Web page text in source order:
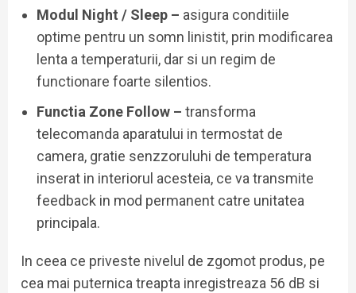
Modul Night / Sleep – asigura conditiile
optime pentru un somn linistit, prin modificarea
lenta a temperaturii, dar si un regim de
functionare foarte silentios.
Functia Zone Follow – transforma
telecomanda aparatului in termostat de
camera, gratie senzzoruluhi de temperatura
inserat in interiorul acesteia, ce va transmite
feedback in mod permanent catre unitatea
principala.
In ceea ce priveste nivelul de zgomot produs, pe
cea mai puternica treapta inregistreaza 56 dB si